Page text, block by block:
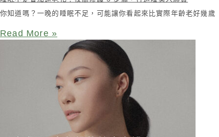
你知道嗎？一晚的睡眠不足，可能讓你看起來比實際年齡老好幾歲
Read More »